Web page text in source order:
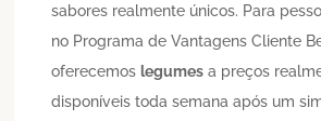
sabores realmente únicos. Para
no Programa de Vantagens Cliente
oferecemos legumes a preços
disponíveis toda semana após um